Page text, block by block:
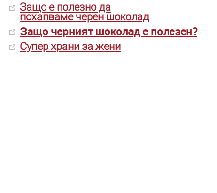
Защо е полезно да
похапваме черен шоколад
Защо черният шоколад е полезен?
Супер храни за жени